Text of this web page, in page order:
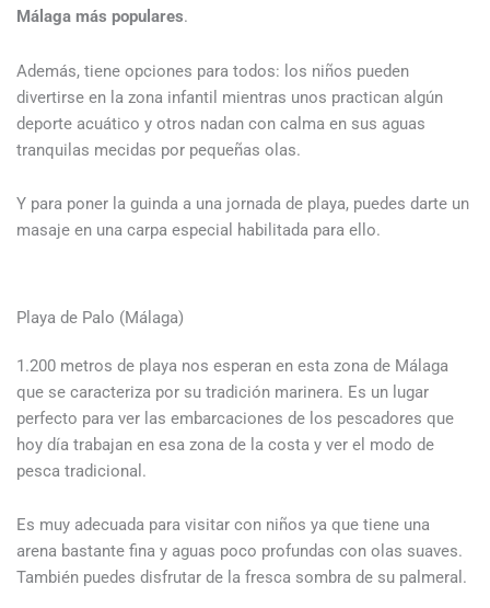
Málaga más populares.
Además, tiene opciones para todos: los niños pueden
divertirse en la zona infantil mientras unos practican algún
deporte acuático y otros nadan con calma en sus aguas
tranquilas mecidas por pequeñas olas.
Y para poner la guinda a una jornada de playa, puedes darte un
masaje en una carpa especial habilitada para ello.
Playa de Palo (Málaga)
1.200 metros de playa nos esperan en esta zona de Málaga
que se caracteriza por su tradición marinera. Es un lugar
perfecto para ver las embarcaciones de los pescadores que
hoy día trabajan en esa zona de la costa y ver el modo de
pesca tradicional.
Es muy adecuada para visitar con niños ya que tiene una
arena bastante fina y aguas poco profundas con olas suaves.
También puedes disfrutar de la fresca sombra de su palmeral.